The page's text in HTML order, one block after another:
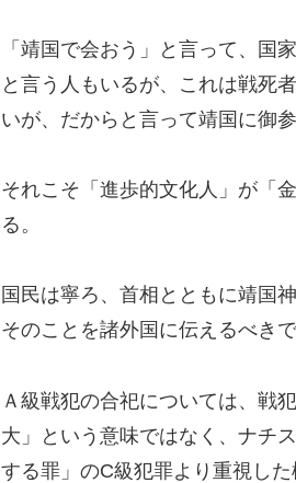
「靖国で会おう」と言って、国
と言う人もいるが、これは戦死
いが、だからと言って靖国に御
それこそ「進歩的文化人」が「
る。
国民は寧ろ、首相とともに靖国
そのことを諸外国に伝えるべき
Ａ級戦犯の合祀については、戦
大」という意味ではなく、ナチ
する罪」のC級犯罪より重視し